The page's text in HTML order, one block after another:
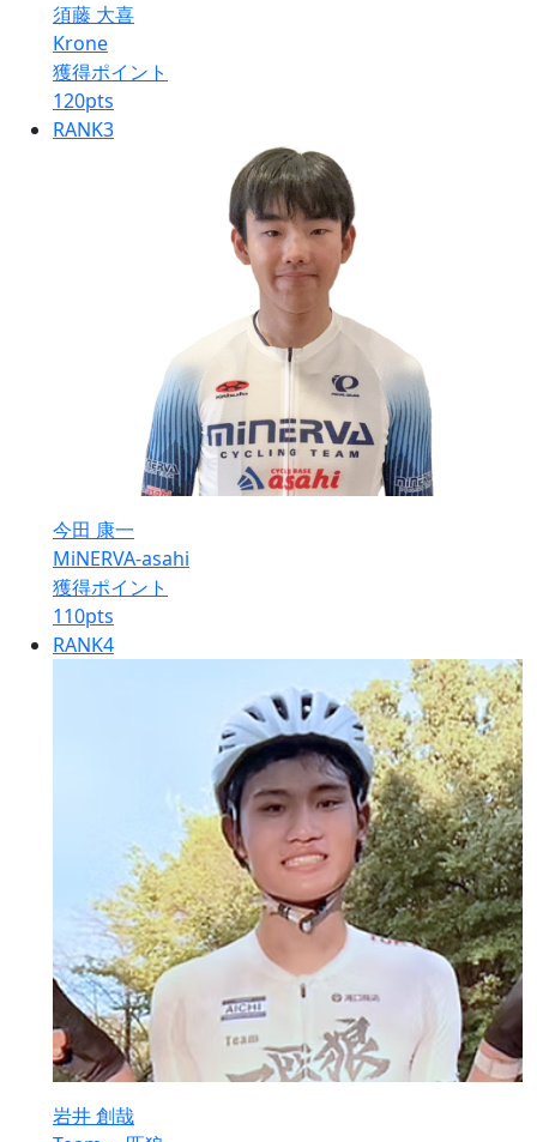
須藤 大喜
Krone
獲得ポイント
120pts
RANK3
今田 康一
MiNERVA-asahi
獲得ポイント
110pts
RANK4
岩井 創哉